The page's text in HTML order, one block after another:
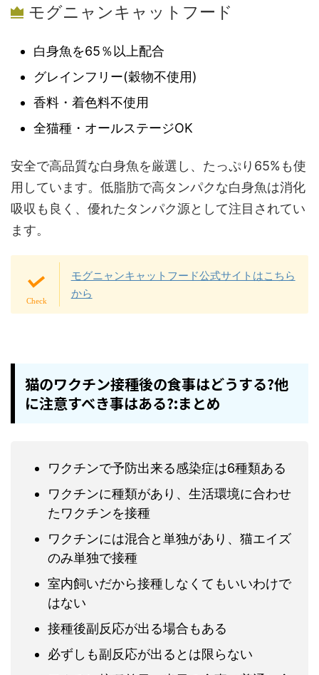
モグニャンキャットフード
白身魚を65％以上配合
グレインフリー(穀物不使用)
香料・着色料不使用
全猫種・オールステージOK
安全で高品質な白身魚を厳選し、たっぷり65%も使
用しています。 低脂肪で高タンパクな白身魚は消化
吸収も良く、優れたタンパク源として注目されてい
ます。
モグニャンキャットフード公式サイトはこちら
から
猫のワクチン接種後の食事はどうする?他
に注意すべき事はある?:まとめ
ワクチンで予防出来る感染症は6種類ある
ワクチンに種類があり、生活環境に合わせ
たワクチンを接種
ワクチンには混合と単独があり、猫エイズ
のみ単独で接種
室内飼いだから接種しなくてもいいわけで
はない
接種後副反応が出る場合もある
必ずしも副反応が出るとは限らない